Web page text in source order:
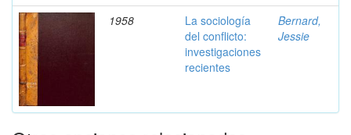
1958
La sociología
del conflicto:
investigaciones
recientes
Bernard,
Jessie